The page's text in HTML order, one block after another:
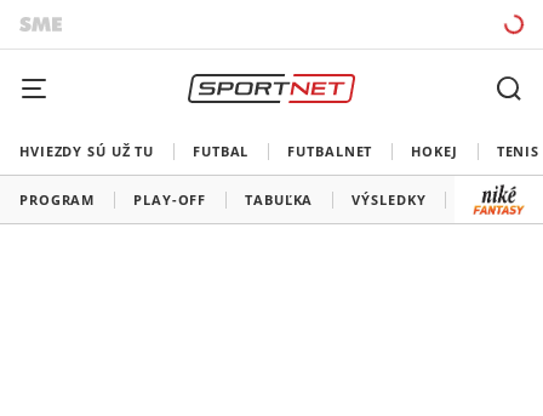
HVIEZDY SÚ UŽ TU FUTBAL FUTBALNET HOKEJ TENIS
PROGRAM PLAY-OFF TABUĽKA VÝSLEDKY ŠK